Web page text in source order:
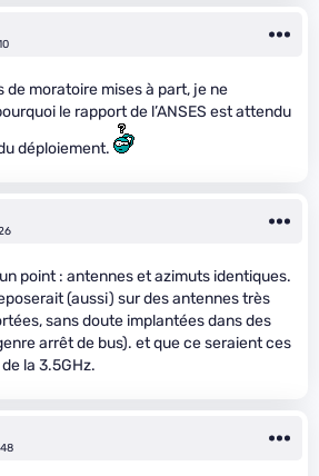
de moratoire mises à part, je ne
le rapport de l’ANSES est attendu
déploiement.
point : antennes et azimuts identiques.
(aussi) sur des antennes très
sans doute implantées dans des
arrêt de bus). et que ce seraient ces
la 3.5GHz.